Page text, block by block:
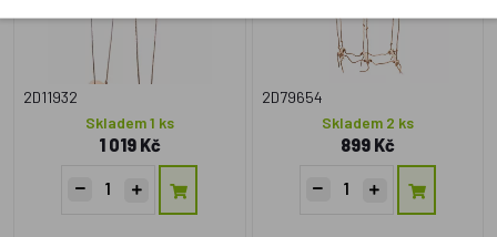
2D11932
Skladem 1 ks
1 019 Kč
2D79654
Skladem 2 ks
899 Kč